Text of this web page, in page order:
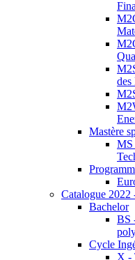
des
Mastère
MS
Catalogue 2022
Bachelor
BS
Cycle
X -